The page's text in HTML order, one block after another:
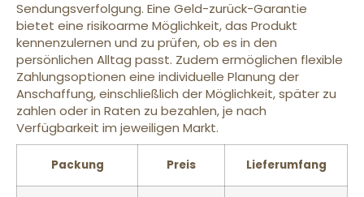
Sendungsverfolgung. Eine Geld-zurück-Garantie
bietet eine risikoarme Möglichkeit, das Produkt
kennenzulernen und zu prüfen, ob es in den
persönlichen Alltag passt. Zudem ermöglichen flexible
Zahlungsoptionen eine individuelle Planung der
Anschaffung, einschließlich der Möglichkeit, später zu
zahlen oder in Raten zu bezahlen, je nach
Verfügbarkeit im jeweiligen Markt.
Packung Preis Lieferumfang